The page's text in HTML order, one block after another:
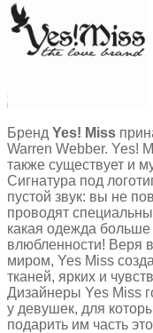
Бренд Yes! Miss
Warren Webber. Yes!
также существует и
Сигнатура под
пустой звук: вы не
проводят
какая одежда
влюбленности! Веря
миром, Yes Miss
тканей, ярких и
Дизайнеры Yes Miss
у девушек, для
подарить им часть